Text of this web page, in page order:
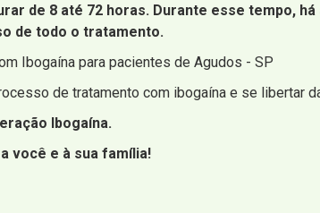
de 8 até 72 horas. Durante esse tempo,
de todo o tratamento.
Ibogaína para pacientes de Agudos - SP
de tratamento com ibogaína e se libertar
Ibogaína.
você e à sua família!